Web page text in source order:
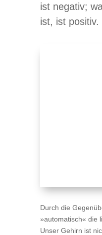
ist nega­tiv;
ist, ist positiv.
Durch die
»auto­ma­tisch« die
Unser Gehirn ist